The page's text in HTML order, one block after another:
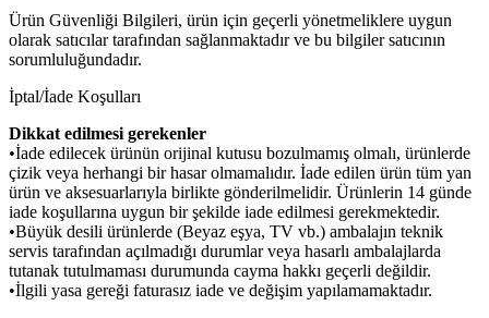
Ürün Güvenliği Bilgileri, ürün için geçerli yönetmeliklere uygun
olarak satıcılar tarafından sağlanmaktadır ve bu bilgiler satıcının
sorumluluğundadır.
İptal/İade Koşulları
Dikkat edilmesi gerekenler
•İade edilecek ürünün orijinal kutusu bozulmamış olmalı, ürünlerde
çizik veya herhangi bir hasar olmamalıdır. İade edilen ürün tüm yan
ürün ve aksesuarlarıyla birlikte gönderilmelidir. Ürünlerin 14 günde
iade koşullarına uygun bir şekilde iade edilmesi gerekmektedir.
•Büyük desili ürünlerde (Beyaz eşya, TV vb.) ambalajın teknik
servis tarafından açılmadığı durumlar veya hasarlı ambalajlarda
tutanak tutulmaması durumunda cayma hakkı geçerli değildir.
•İlgili yasa gereği faturasız iade ve değişim yapılamamaktadır.